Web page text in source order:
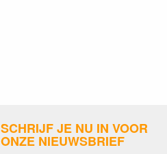
SCHRIJF JE NU IN VOOR
ONZE NIEUWSBRIEF